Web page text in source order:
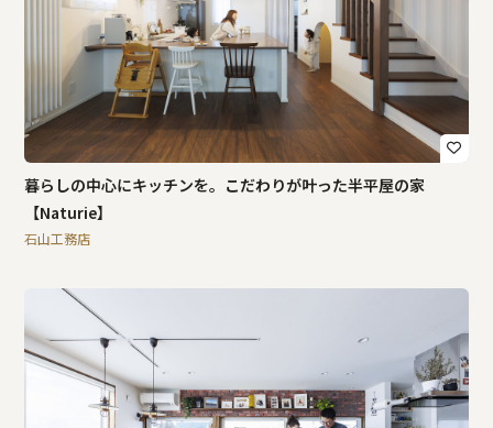
暮らしの中心にキッチンを。こだわりが叶った半平屋の家
【Naturie】
石山工務店